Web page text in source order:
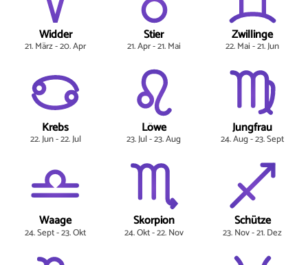
Widder
21. März - 20. Apr
Stier
21. Apr - 21. Mai
Zwillinge
22. Mai - 21. Jun
Krebs
22. Jun - 22. Jul
Löwe
23. Jul - 23. Aug
Jungfrau
24. Aug - 23. Sept
Waage
24. Sept - 23. Okt
Skorpion
24. Okt - 22. Nov
Schütze
23. Nov - 21. Dez